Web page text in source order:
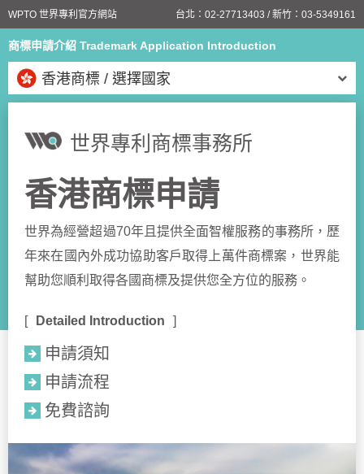
WPTO 世界專利官方網站 台北： 02-27713403 / 新竹： 03-5349161
商標申請介紹 Trademark Application Introduction
香港商標 / 選擇國家
世界專利商標事務所
香港商標申請
世界為經營超過70年且提供全面智權服務的事務所，歷
年來在國內外成功協助客戶取得上萬件商標案，世界能
幫助您順利取得各國商標及提供您全方位的服務。
Detailed Introduction
申請須知
申請流程
免費諮詢